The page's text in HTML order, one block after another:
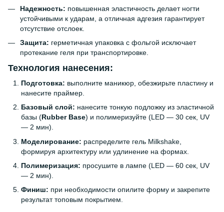
Надежность: повышенная эластичность делает ногти
устойчивыми к ударам, а отличная адгезия гарантирует
отсутствие отслоек.
Защита: герметичная упаковка с фольгой исключает
протекание геля при транспортировке.
Технология нанесения:
Подготовка: выполните маникюр, обезжирьте пластину и
нанесите праймер.
Базовый слой: нанесите тонкую подложку из эластичной
базы (Rubber Base) и полимеризуйте (LED — 30 сек, UV
— 2 мин).
Моделирование: распределите гель Milkshake,
формируя архитектуру или удлинение на формах.
Полимеризация: просушите в лампе (LED — 60 сек, UV
— 2 мин).
Финиш: при необходимости опилите форму и закрепите
результат топовым покрытием.